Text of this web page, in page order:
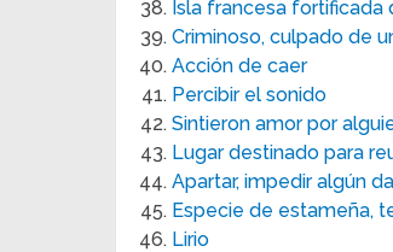
Isla francesa fortificada
Criminoso, culpado de
Acción de caer
Percibir el sonido
Sintieron amor por
Lugar destinado para
Apartar, impedir algún
Especie de estameña,
Lirio